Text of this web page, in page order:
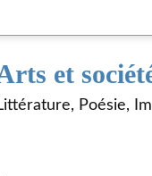
et
Poésie,